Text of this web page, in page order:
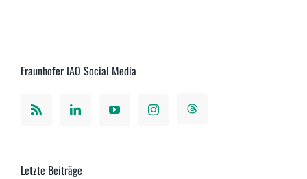
Fraunhofer IAO Social Media
Letzte Beiträge